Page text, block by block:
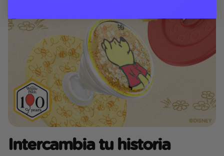
Intercambia tu historia